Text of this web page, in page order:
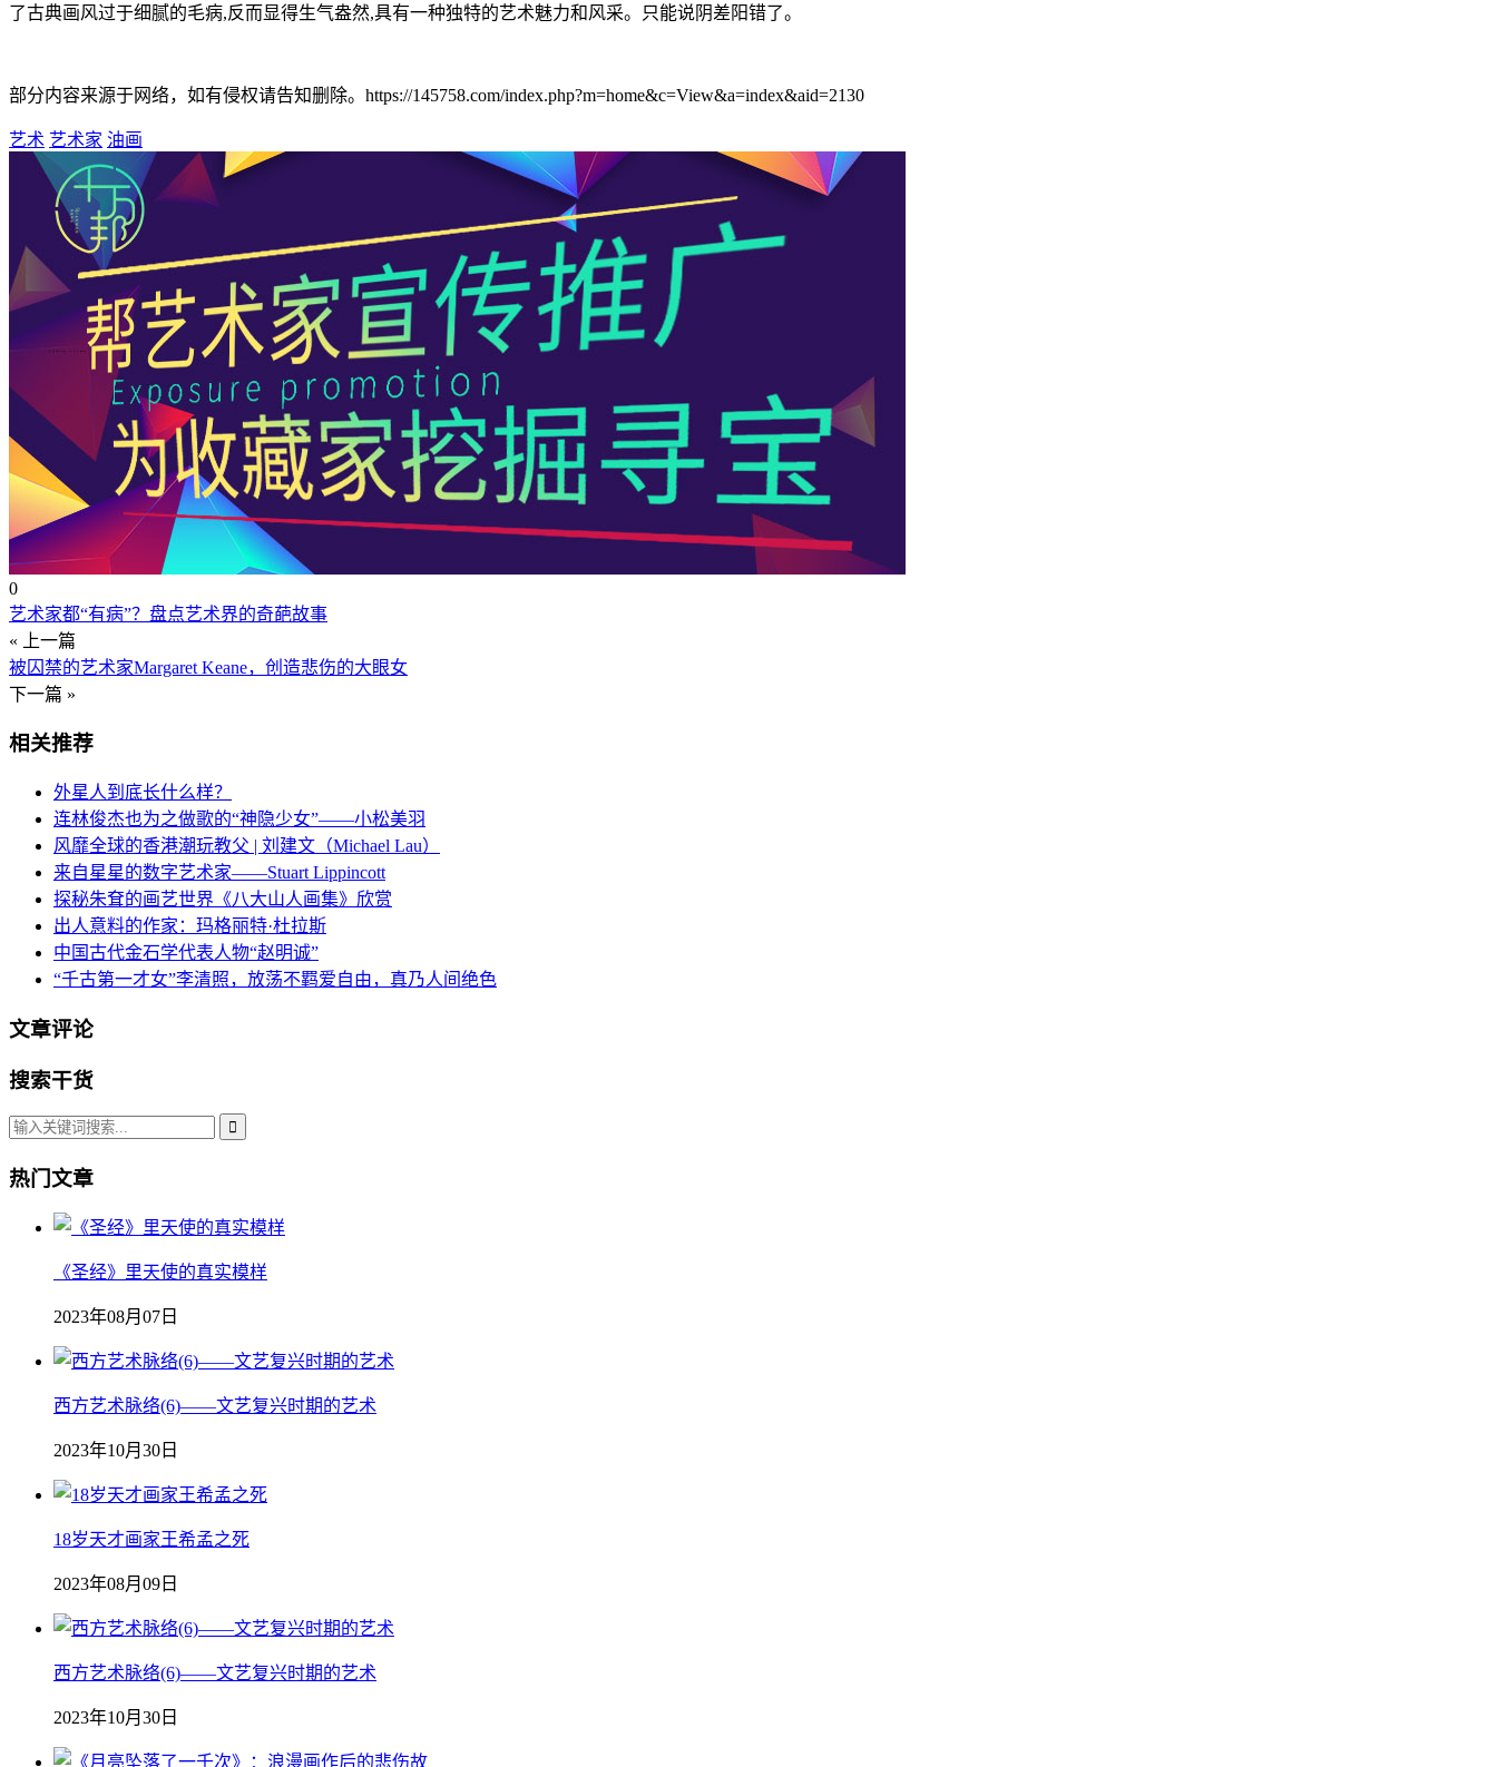
了古典画风过于细腻的毛病,反而显得生气盎然,具有一种独特的艺术魅力和风采。只能说阴差阳错了。
部分内容来源于网络，如有侵权请告知删除。https://145758.com/index.php?m=home&c=View&a=index&aid=2130
艺术 艺术家 油画
0
艺术家都“有病”？盘点艺术界的奇葩故事
« 上一篇
被囚禁的艺术家Margaret Keane，创造悲伤的大眼女
下一篇 »
相关推荐
外星人到底长什么样？
连林俊杰也为之做歌的“神隐少女”——小松美羽
风靡全球的香港潮玩教父 | 刘建文（Michael Lau）
来自星星的数字艺术家——Stuart Lippincott
探秘朱耷的画艺世界《八大山人画集》欣赏
出人意料的作家：玛格丽特·杜拉斯
中国古代金石学代表人物“赵明诚”
“千古第一才女”李清照，放荡不羁爱自由，真乃人间绝色
文章评论
搜索干货
热门文章
《圣经》里天使的真实模样
2023年08月07日
西方艺术脉络(6)——文艺复兴时期的艺术
2023年10月30日
18岁天才画家王希孟之死
2023年08月09日
西方艺术脉络(6)——文艺复兴时期的艺术
2023年10月30日